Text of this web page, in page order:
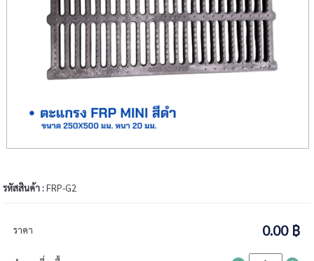
รหัสสินค้า :FRP-G2
ราคา 0.00 ฿